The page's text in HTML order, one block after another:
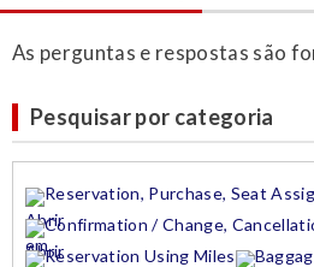
As perguntas e respostas são
Pesquisar por categoria
Reservation, Purchase, Seat
Confirmation / Change,
Reservation Using Miles